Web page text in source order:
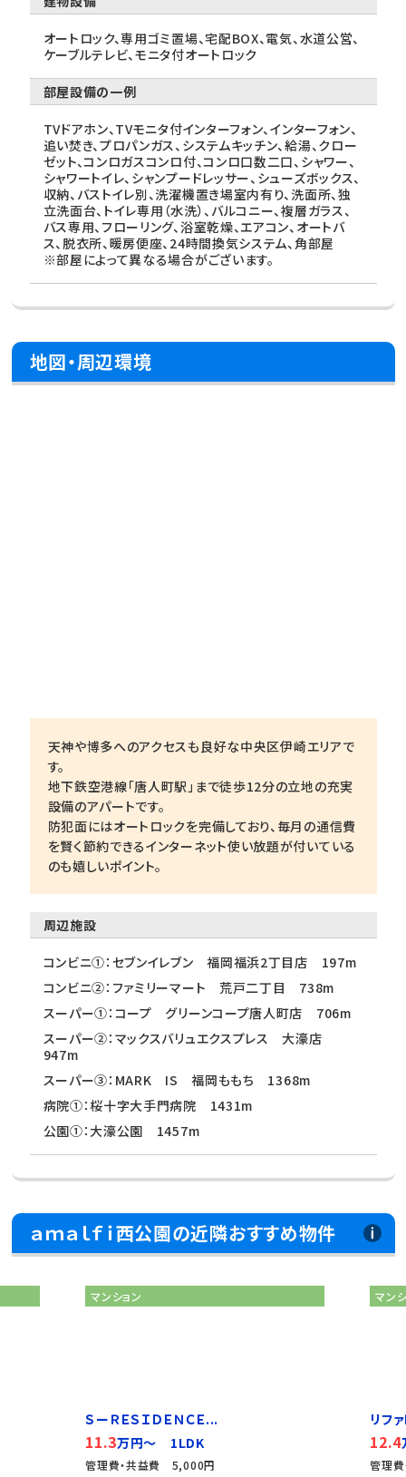
オートロック、専用ゴミ置場、宅配BOX、電気、水道公営、
ケーブルテレビ、モニタ付オートロック
部屋設備の一例
TVドアホン、TVモニタ付インターフォン、インターフォン、
追い焚き、プロパンガス、システムキッチン、給湯、クロー
ゼット、コンロガスコンロ付、コンロ口数二口、シャワー、
シャワートイレ、シャンプードレッサー、シューズボックス、
収納、バストイレ別、洗濯機置き場室内有り、洗面所、独
立洗面台、トイレ専用（水洗）、バルコニー、複層ガラス、
バス専用、フローリング、浴室乾燥、エアコン、オートバ
ス、脱衣所、暖房便座、24時間換気システム、角部屋
※部屋によって異なる場合がございます。
地図・周辺環境
天神や博多へのアクセスも良好な中央区伊崎エリアで
す。
地下鉄空港線「唐人町駅」まで徒歩12分の立地の充実
設備のアパートです。
防犯面にはオートロックを完備しており、毎月の通信費
を賢く節約できるインターネット使い放題が付いている
のも嬉しいポイント。
周辺施設
コンビニ①：セブンイレブン 福岡福浜2丁目店 197m
コンビニ②：ファミリーマート 荒戸二丁目 738m
スーパー①：コープ グリーンコープ唐人町店 706m
スーパー②：マックスバリュエクスプレス 大濠店
947m
スーパー③：MARK IS 福岡ももち 1368m
病院①：桜十字大手門病院 1431m
公園①：大濠公園 1457m
ａｍａｌｆｉ西公園の近隣おすすめ物件
マンション
ＳーＲＥＳＩＤＥＮＣＥ...
万円～ 1LDK
管理費・共益費 5,000円
マンション
リファレン
万円
管理費・共